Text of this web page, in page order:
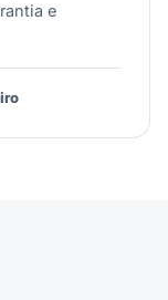
e